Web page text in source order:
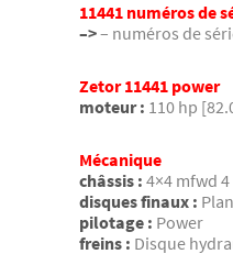
11441 numéros de
–>– numéros de
Zetor 11441 power
moteur : 110 hp
Mécanique
châssis : 4×4 mfwd
disques finaux :
pilotage : Power
freins : Disque